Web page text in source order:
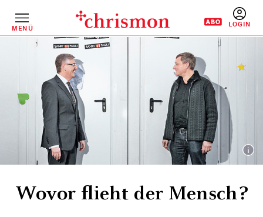
InhaltMENÜ
Wovor flieht der Mensch?